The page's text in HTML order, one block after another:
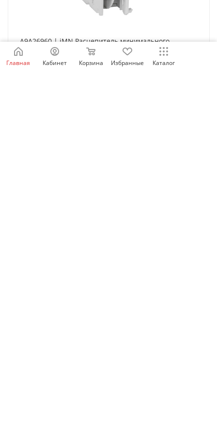
A9A26960 | iMN Расцепитель минимального
напряжения 220...240В AC, Schneider Electric
Нет в наличии
Главная Кабинет Корзина Избранные Каталог